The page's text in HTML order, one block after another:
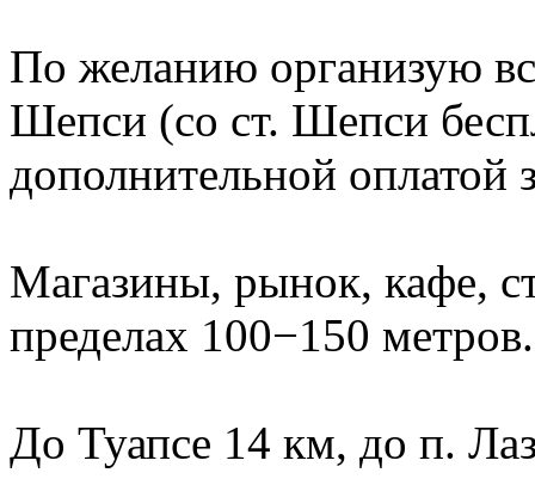
По желанию организую
Шепси (со ст. Шепси
дополнительной оплатой
Магазины, рынок, кафе,
пределах 100−150 метров.
До Туапсе 14 км, до п.